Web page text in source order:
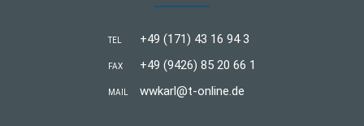
TEL +49 (171) 43 16 94 3
FAX +49 (9426) 85 20 66 1
MAIL wwkarl@t-online.de